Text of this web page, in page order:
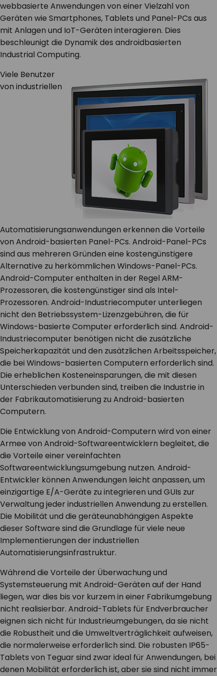
webbasierte Anwendungen von einer Vielzahl von
Geräten wie Smartphones, Tablets und Panel-PCs aus
mit Anlagen und IoT-Geräten interagieren. Dies
beschleunigt die Dynamik des androidbasierten
Industrial Computing.
Viele Benutzer
von industriellen
Automatisierungsanwendungen erkennen die Vorteile
von Android-basierten Panel-PCs. Android-Panel-PCs
sind aus mehreren Gründen eine kostengünstigere
Alternative zu herkömmlichen Windows-Panel-PCs.
Android-Computer enthalten in der Regel ARM-
Prozessoren, die kostengünstiger sind als Intel-
Prozessoren. Android-Industriecomputer unterliegen
nicht den Betriebssystem-Lizenzgebühren, die für
Windows-basierte Computer erforderlich sind. Android-
Industriecomputer benötigen nicht die zusätzliche
Speicherkapazität und den zusätzlichen Arbeitsspeicher,
die bei Windows-basierten Computern erforderlich sind.
Die erheblichen Kosteneinsparungen, die mit diesen
Unterschieden verbunden sind, treiben die Industrie in
der Fabrikautomatisierung zu Android-basierten
Computern.
Die Entwicklung von Android-Computern wird von einer
Armee von Android-Softwareentwicklern begleitet, die
die Vorteile einer vereinfachten
Softwareentwicklungsumgebung nutzen. Android-
Entwickler können Anwendungen leicht anpassen, um
einzigartige E/A-Geräte zu integrieren und GUIs zur
Verwaltung jeder industriellen Anwendung zu erstellen.
Die Mobilität und die geräteunabhängigen Aspekte
dieser Software sind die Grundlage für viele neue
Implementierungen der industriellen
Automatisierungsinfrastruktur.
Während die Vorteile der Überwachung und
Systemsteuerung mit Android-Geräten auf der Hand
liegen, war dies bis vor kurzem in einer Fabrikumgebung
nicht realisierbar. Android-Tablets für Endverbraucher
eignen sich nicht für Industrieumgebungen, da sie nicht
die Robustheit und die Umweltverträglichkeit aufweisen,
die normalerweise erforderlich sind. Die robusten IP65-
Tablets von Teguar sind zwar ideal für Anwendungen, bei
denen Mobilität erforderlich ist, aber sie sind nicht immer